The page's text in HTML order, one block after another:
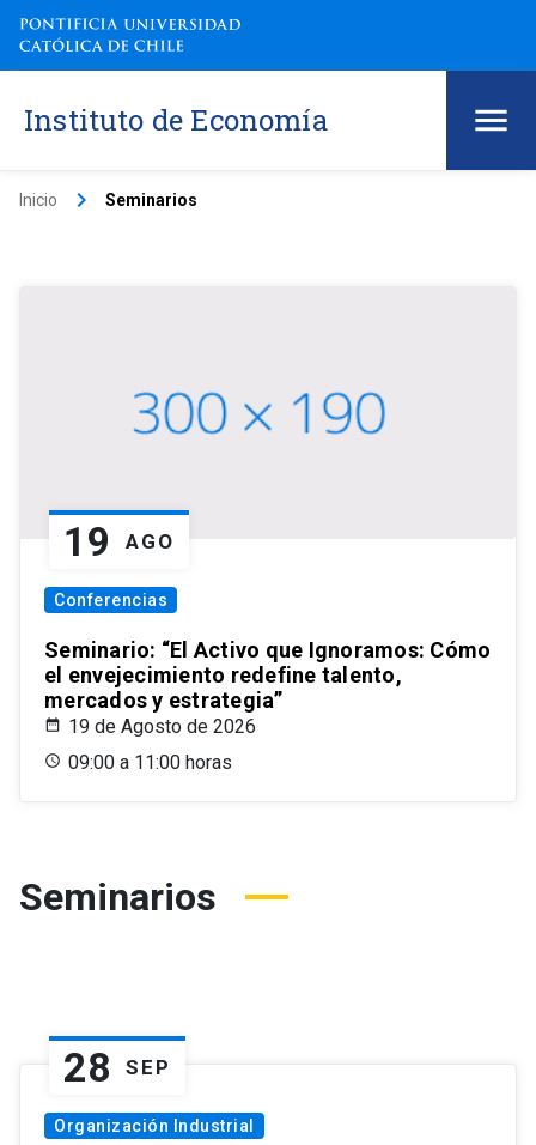
Instituto de Economía
Inicio keyboard_arrow_right Seminarios
19 AGO
Conferencias
Seminario: “El Activo que Ignoramos: Cómo
el envejecimiento redefine talento,
mercados y estrategia”
19 de Agosto de 2026
09:00 a 11:00 horas
Seminarios
28 SEP
Organización Industrial